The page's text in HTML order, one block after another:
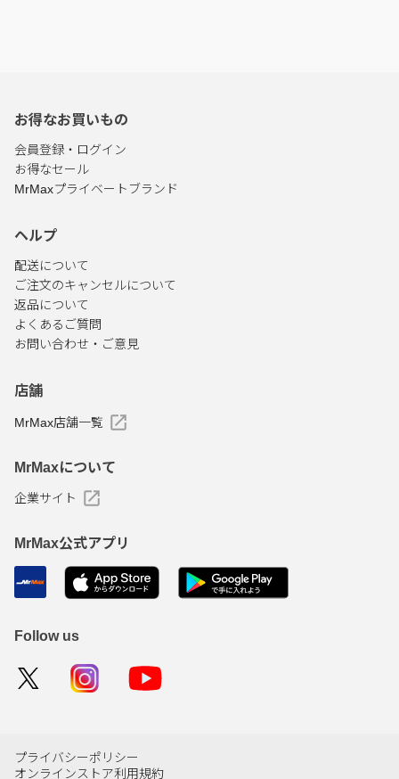
お得なお買いもの
会員登録・ログイン
お得なセール
MrMaxプライベートブランド
ヘルプ
配送について
ご注文のキャンセルについて
返品について
よくあるご質問
お問い合わせ・ご意見
店舗
MrMax店舗一覧
MrMaxについて
企業サイト
MrMax公式アプリ
Follow us
プライバシーポリシー
オンラインストア利用規約